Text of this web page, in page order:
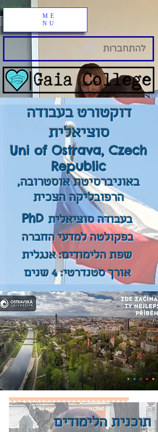
ME
NU
להתחברות
דוקטורט בעבודה
סוציאלית
Uni of Ostrava, Czech
Republic
באוניברסיטת אוסטרובה,
הרפובליקה הצכית
PhDבעבודה סוציאלית
בפקולטה למדעי החברה
שפת הלימודים: אנגלית
אורך סטנדרטי: 4 שנים
תוכנית הלימודים